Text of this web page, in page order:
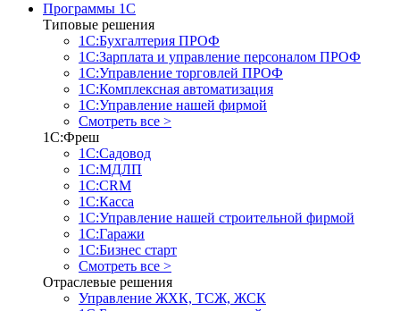
Программы 1С
Типовые решения
1С:Бухгалтерия ПРОФ
1С:Зарплата и управление персоналом ПРОФ
1С:Управление торговлей ПРОФ
1С:Комплексная автоматизация
1С:Управление нашей фирмой
Смотреть все >
1С:Фреш
1С:Садовод
1С:МДЛП
1С:CRM
1С:Касса
1С:Управление нашей строительной фирмой
1С:Гаражи
1С:Бизнес старт
Смотреть все >
Отраслевые решения
Управление ЖХК, ТСЖ, ЖСК